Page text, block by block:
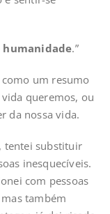
humanidade.”
um resumo
queremos, ou
da nossa vida.
tentei substituir
inesquecíveis.
com pessoas
também